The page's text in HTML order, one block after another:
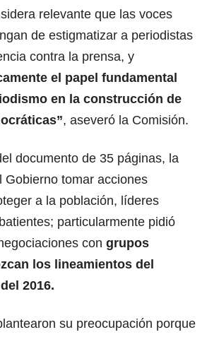
relevante que las voces
de estigmatizar a periodistas
contra la prensa, y
el papel fundamental
en la construcción de
, aseveró la Comisión.
documento de 35 páginas, la
Gobierno tomar acciones
a la población, líderes
particularmente pidió
con grupos
los lineamientos del
2016.
su preocupación porque